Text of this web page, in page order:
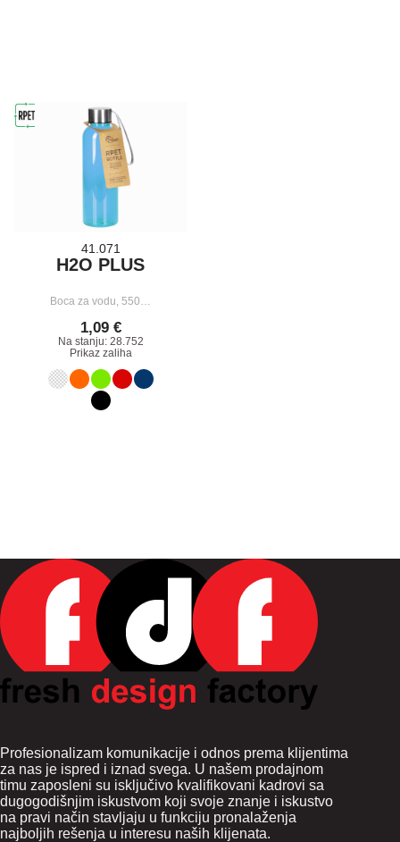
41.071
H2O PLUS
Boca za vodu, 550…
1,09 €
Na stanju: 28.752
Prikaz zaliha
Profesionalizam komunikacije i odnos prema klijentima
za nas je ispred i iznad svega. U našem prodajnom
timu zaposleni su isključivo kvalifikovani kadrovi sa
dugogodišnjim iskustvom koji svoje znanje i iskustvo
na pravi način stavljaju u funkciju pronalaženja
najboljih rešenja u interesu naših klijenata.